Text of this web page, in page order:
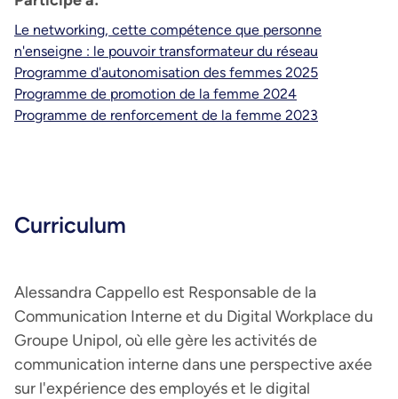
Le networking, cette compétence que personne
n'enseigne : le pouvoir transformateur du réseau
Programme d'autonomisation des femmes 2025
Programme de promotion de la femme 2024
Programme de renforcement de la femme 2023
Curriculum
Alessandra Cappello est Responsable de la
Communication Interne et du Digital Workplace du
Groupe Unipol, où elle gère les activités de
communication interne dans une perspective axée
sur l'expérience des employés et le digital